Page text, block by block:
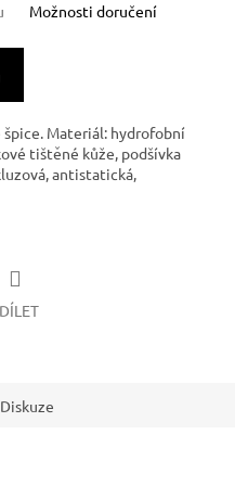
Možnosti doručení
Materiál: hydrofobní
tištěné kůže, podšívka
antistatická,
Diskuze